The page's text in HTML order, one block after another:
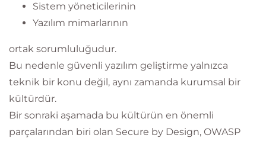
Sistem yöneticilerinin
Yazılım mimarlarının
ortak sorumluluğudur.
Bu nedenle güvenli yazılım geliştirme yalnızca
teknik bir konu değil, aynı zamanda kurumsal bir
kültürdür.
Bir sonraki aşamada bu kültürün en önemli
parçalarından biri olan Secure by Design, OWASP